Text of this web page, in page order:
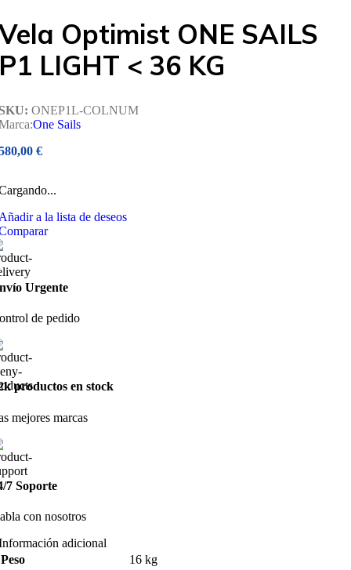
Optimist ONE SAILS
LIGHT < 36 KG
ONEP1L-COLNUM
One Sails
€
a la lista de deseos
Urgente
de pedido
productos en stock
mejores marcas
7 Soporte
con nosotros
adicional
Peso
16 kg